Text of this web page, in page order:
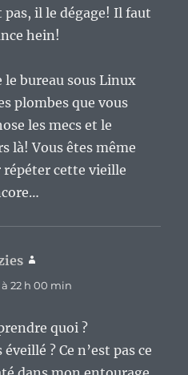
il le dégage! Il faut
hein!
le bureau sous Linux
plombes que vous
les mecs et le
là! Vous êtes même
répéter cette vieille
22 h 00 min
quoi ?
? Ce n’est pas ce